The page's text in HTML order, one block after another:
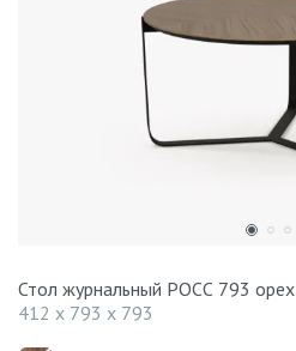
Стол журнальный РОСС 793 орех
412 x 793 x 793